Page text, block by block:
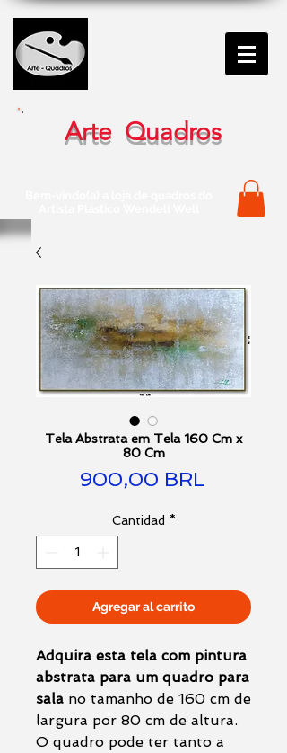
Arte Quadros
Tela Abstrata em Tela 160 Cm x
80 Cm
900,00 BRL
Cantidad *
Agregar al carrito
Adquira esta tela com pintura
abstrata para um quadro para
sala no tamanho de 160 cm de
largura por 80 cm de altura.
O quadro pode ter tanto a